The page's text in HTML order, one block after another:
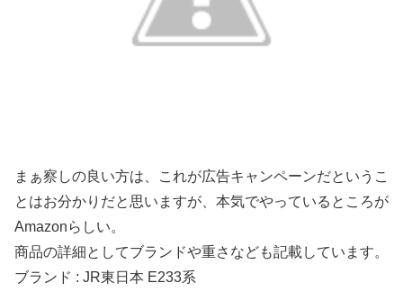
まぁ察しの良い方は、これが広告キャンペーンだというこ
とはお分かりだと思いますが、本気でやっているところが
Amazonらしい。
商品の詳細としてブランドや重さなども記載しています。
ブランド : JR東日本 E233系